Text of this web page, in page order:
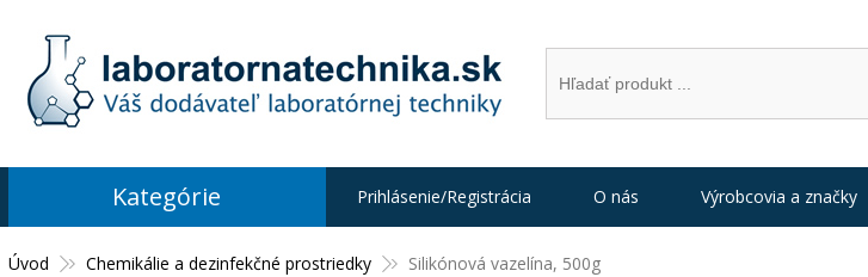
Úvod Chemikálie a dezinfekčné prostriedky Silikónová vazelína, 500g
Kategórie Prihlásenie/Registrácia O nás Výrobcovia a značky